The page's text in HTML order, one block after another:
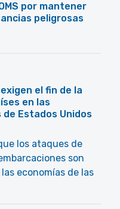
por mantener
peligrosas
el fin de la
en las
Estados Unidos
los ataques de
son
economías de las